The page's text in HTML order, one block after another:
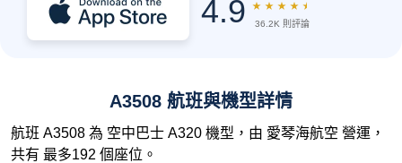
4.9 ★ ★ ★ ★ ★
36.2K 則評論
A3508 航班與機型詳情
航班 A3508 為 空中巴士 A320 機型，由 愛琴海航空 營運，
共有 最多192 個座位。